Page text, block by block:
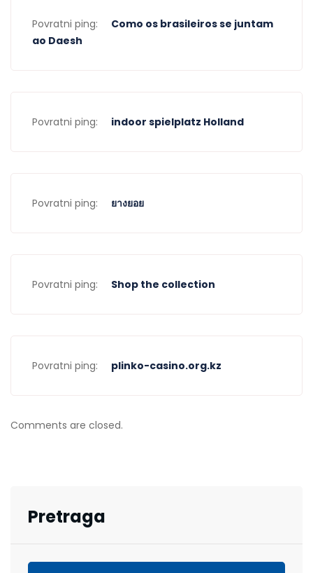
Povratni ping:
Como os brasileiros se juntam
ao Daesh
Povratni ping: indoor spielplatz Holland
Povratni ping: ยางยอย
Povratni ping: Shop the collection
Povratni ping: plinko-casino.org.kz
Comments are closed.
Pretraga